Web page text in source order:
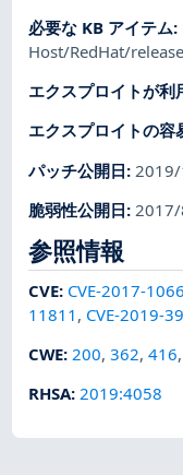
必要な KB アイテム:
Host/RedHat/release
エクスプロイトが利
エクスプロイトの容
パッチ公開日:
脆弱性公開日:
参照情報
CVE: CVE-2017-
11811 , CVE-2019-
CWE:200,362,416
RHSA:2019:4058